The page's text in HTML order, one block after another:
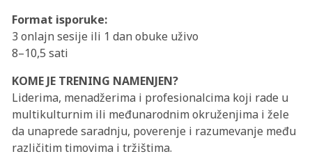
Format isporuke:
3 onlajn sesije ili 1 dan obuke uživo
8–10,5 sati
KOME JE TRENING NAMENJEN?
Liderima, menadžerima i profesionalcima koji rade u
multikulturnim ili međunarodnim okruženjima i žele
da unaprede saradnju, poverenje i razumevanje među
različitim timovima i tržištima.